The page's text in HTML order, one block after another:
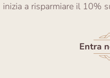
inizia a risparmiare il 10%
Entra